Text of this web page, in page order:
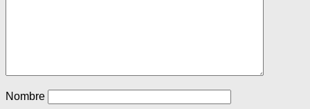
Nombre